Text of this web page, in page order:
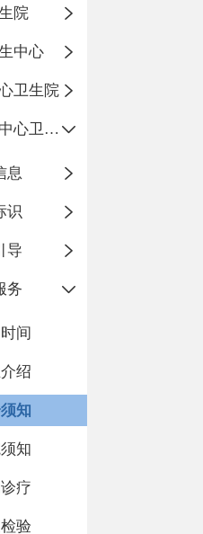
院
中心
卫生院
大张庄中心卫生院
息
识
导
务
间
绍
知
知
疗
验